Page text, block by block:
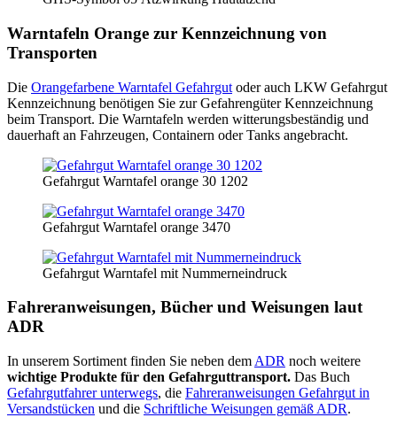
Warntafeln Orange zur Kennzeichnung von
Transporten
Die Orangefarbene Warntafel Gefahrgut oder auch LKW Gefahrgut
Kennzeichnung benötigen Sie zur Gefahrengüter Kennzeichnung
beim Transport. Die Warntafeln werden witterungsbeständig und
dauerhaft an Fahrzeugen, Containern oder Tanks angebracht.
Gefahrgut Warntafel orange 30 1202
Gefahrgut Warntafel orange 3470
Gefahrgut Warntafel mit Nummerneindruck
Fahreranweisungen, Bücher und Weisungen laut
ADR
In unserem Sortiment finden Sie neben dem ADR noch weitere
wichtige Produkte für den Gefahrguttransport. Das Buch
Gefahrgutfahrer unterwegs, die Fahreranweisungen Gefahrgut in
Versandstücken und die Schriftliche Weisungen gemäß ADR.